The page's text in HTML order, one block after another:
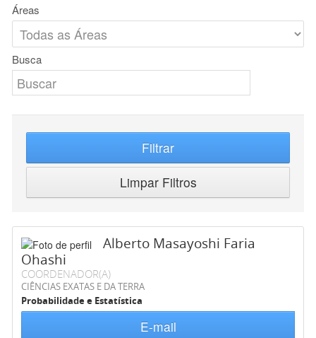
Áreas
Busca
Filtrar
Limpar Filtros
Alberto Masayoshi Faria
Ohashi
COORDENADOR(A)
CIÊNCIAS EXATAS E DA TERRA
Probabilidade e Estatística
E-mail